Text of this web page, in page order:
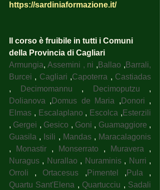
https://sardiniaformazione.it/
Il corso è fruibile in tutti i Comuni
della Provincia di Cagliari
Armungia, Assemini , ni , Ballao , Barrali,
Burcei , Cagliari ,Capoterra , Castiadas
,
Decimomannu , Decimoputzu
Dolianova , Domus de Maria , Donori
Elmas , Escalaplano , Escolca , Esterzili
, Gergei , Gesico , Goni , Guamaggiore
Guasila , Isili , Mandas , Maracalagonis
,
Monastir , Monserrato , Muravera
Nuragus , Nurallao , Nuraminis , Nurri
Orroli , Ortacesus , Pimentel , Pula
Quartu Sant'Elena , Quartucciu , Sadali